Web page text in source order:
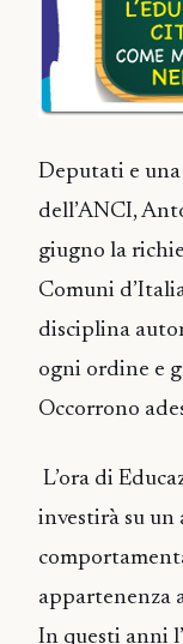
Deputati e
dell’ANCI,
giugno la
Comuni
disciplina
ogni ordine e
Occorrono
L’ora di
investirà su
appartenenza
In questi anni